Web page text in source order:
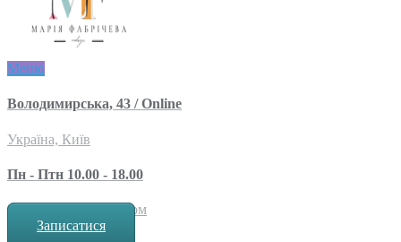
Меню
Володимирська, 43 / Online
Україна, Київ
Пн - Птн 10.00 - 18.00
за попереднім записом
Записатися